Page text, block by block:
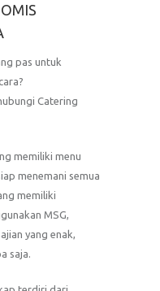
pas untuk
Catering
memiliki menu
menemani semua
memiliki
MSG,
yang enak,
saja.